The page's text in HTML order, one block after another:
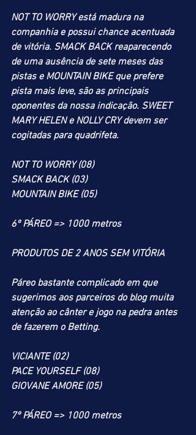
NOT TO WORRY está madura na
companhia e possui chance acentuada
de vitória. SMACK BACK reaparecendo
de uma ausência de sete meses das
pistas e MOUNTAIN BIKE que prefere
pista mais leve, são as principais
oponentes da nossa indicação. SWEET
MARY HELEN e NOLLY CRY devem ser
cogitadas para quadrifeta.
NOT TO WORRY (08)
SMACK BACK (03)
MOUNTAIN BIKE (05)
6º PÁREO => 1000 metros
PRODUTOS DE 2 ANOS SEM VITÓRIA
Páreo bastante complicado em que
sugerimos aos parceiros do blog muita
atenção ao cânter e jogo na pedra antes
de fazerem o Betting.
VICIANTE (02)
PACE YOURSELF (08)
GIOVANE AMORE (05)
7º PÁREO => 1000 metros